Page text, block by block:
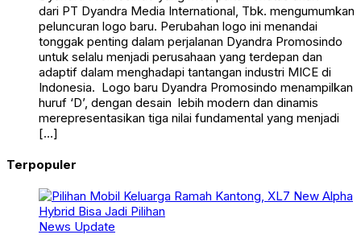
dari PT Dyandra Media International, Tbk. mengumumkan
peluncuran logo baru. Perubahan logo ini menandai
tonggak penting dalam perjalanan Dyandra Promosindo
untuk selalu menjadi perusahaan yang terdepan dan
adaptif dalam menghadapi tantangan industri MICE di
Indonesia. Logo baru Dyandra Promosindo menampilkan
huruf ‘D’, dengan desain lebih modern dan dinamis
merepresentasikan tiga nilai fundamental yang menjadi
[…]
Terpopuler
News Update